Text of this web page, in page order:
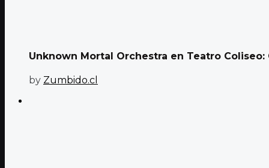
Unknown Mortal Orchestra en Teatro
by Zumbido.cl